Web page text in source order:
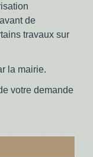
de
travaux sur
la mairie.
votre demande